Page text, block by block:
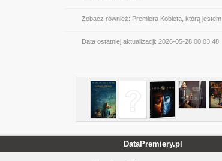
Zobacz również: Premiera Kobieta, którą jestem
Data ostatniej aktualizacji: 2026-05-28 00:03:48
DataPremiery.pl